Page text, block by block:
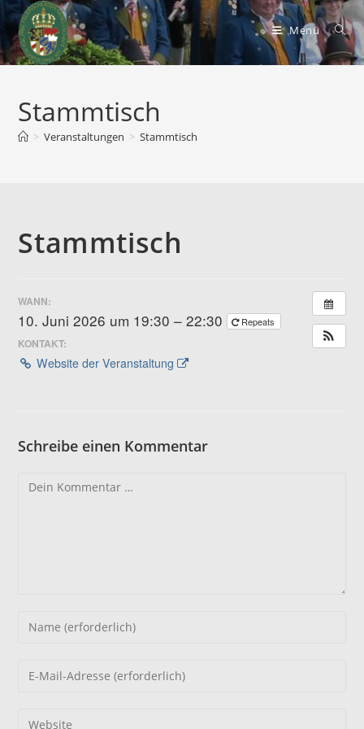
Zum
Inhalt
springen
Menü
Stammtisch
> Veranstaltungen > Stammtisch
Stammtisch
WANN:
10. Juni 2026 um 19:30 – 22:30 Repeats
KONTAKT:
Website der Veranstaltung
Schreibe einen Kommentar
Kommentar
Gib
oder
zum
Gib
Gib